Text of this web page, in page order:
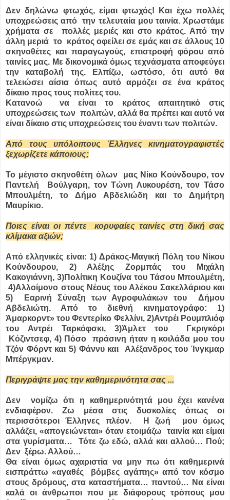
Δεν δηλώνω φτωχός, είμαι φτωχός! Και έχω πολλές
υποχρεώσεις από την τελευταία μου ταινία. Χρωστάμε
χρήματα σε πολλές μεριές και στο κράτος. Από την
άλλη μεριά το κράτος οφείλει σε εμάς και σε άλλους 10
σκηνοθέτες και παραγωγούς, επιστροφή φόρου από
ταινίες μας. Με δικονομικά όμως τεχνάσματα αποφεύγει
την καταβολή της. Ελπίζω, ωστόσο, ότι αυτό θα
τελειώσει αίσια όπως αυτό αρμόζει σε ένα κράτος
δίκαιο προς τους πολίτες του.
Κατανοώ να είναι το κράτος απαιτητικό στις
υποχρεώσεις των πολιτών, αλλά θα πρέπει και αυτό να
είναι δίκαιο στις υποχρεώσεις του έναντι των πολιτών.
Από τους υπόλοιπους Έλληνες κινηματογραφιστές
ξεχωρίζετε κάποιους;
Το μέγιστο σκηνοθέτη όλων μας Νίκο Κούνδουρο, τον
Παντελή Βούλγαρη, τον Τώνη Λυκουρέση, τον Τάσο
Μπουλμέτη, το Δήμο Αβδελιώδη και το Δημήτρη
Μαυρίκιο.
Ποιες είναι οι πέντε κορυφαίες ταινίες στη δική σας
κλίμακα αξιών;
Από ελληνικές είναι: 1) Δράκος-Μαγική Πόλη του Νίκου
Κούνδουρου, 2) Αλέξης Ζορμπάς του Μιχάλη
Κακογιάννη, 3)Πολίτικη Κουζίνα του Τάσου Μπουλμέτη,
4)Αλλοίμονο στους Νέους του Αλέκου Σακελλάριου και
5) Εαρινή Σύναξη των Αγροφυλάκων του Δήμου
Αβδελιώτη. Από το διεθνή κινηματογράφο: 1)
Άμαρκορντ» του Φεντερίκο Φελλίνι, 2)Αντρέι Ρουμπλιόφ
του Αντρέι Ταρκόφσκι, 3)Άμλετ του Γκριγκόρι
Κόζιντσεφ, 4) Πόσο πράσινη ήταν η κοιλάδα μου του
Τζόν Φόρντ και 5) Φάννυ και Αλέξανδρος του Ίνγκμαρ
Μπέργκμαν.
Περιγράψτε μας την καθημερινότητα σας ...
Δεν νομίζω ότι η καθημερινότητά μου έχει κανένα
ενδιαφέρον. Ζω μέσα στις δυσκολίες όπως οι
περισσότεροι Έλληνες πλέον. Η ζωή μου όμως
αλλάζει, «απογειώνεται» όταν ετοιμάζω ταινία και είμαι
στα γυρίσματα… Τότε ζω εδώ, αλλά και αλλού… Πού;
Δεν ξέρω. Αλλού…
Θα είναι όμως αχαριστία να μην πω ότι καθημερινά
εισπράττω «αγαθές βόμβες αγάπης» από τον κόσμο
στους δρόμους, στα καταστήματα… παντού… Να είναι
καλά οι άνθρωποι που με διάφορους τρόπους μου